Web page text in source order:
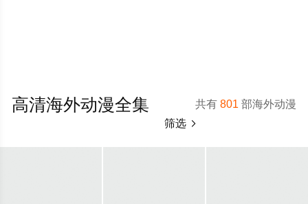
共有801 部海外动漫
高清海外动漫全集
筛选 